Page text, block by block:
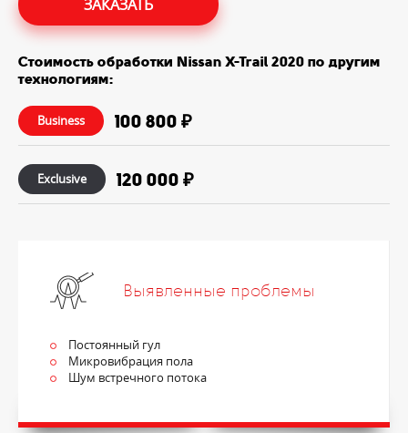
ЗАКАЗАТЬ
Стоимость обработки Nissan X-Trail 2020 по другим
технологиям:
Business 100 800 ₽
Exclusive 120 000 ₽
Выявленные проблемы
Постоянный гул
Микровибрация пола
Шум встречного потока